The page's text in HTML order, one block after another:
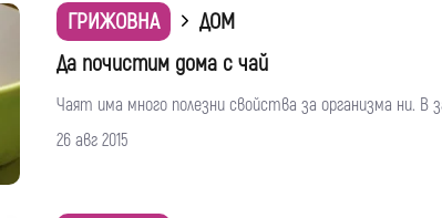
ГРИЖОВНА
ДОМ
Да почистим дома с чай
Чаят има много полезни свойства за организма ни. В
26 авг 2015